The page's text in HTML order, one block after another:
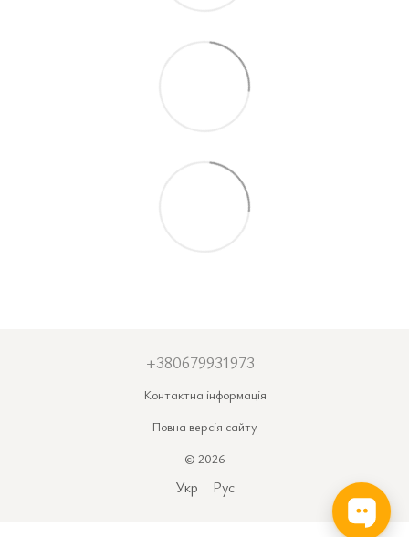
+380679931973
Контактна інформація
Повна версія сайту
© 2026
Укр Рус